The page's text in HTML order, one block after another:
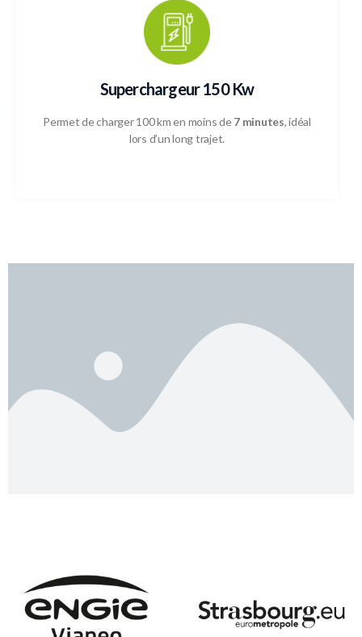
Superchargeur 150 Kw
Permet de charger 100 km en moins de7 minutes, idéal
lors d’un long trajet.